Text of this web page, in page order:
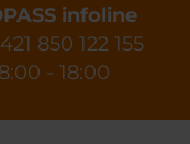
infoline
850 122 155
8:00 - 18:00